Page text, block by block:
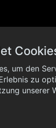
um den
zu
unserer
"POST",